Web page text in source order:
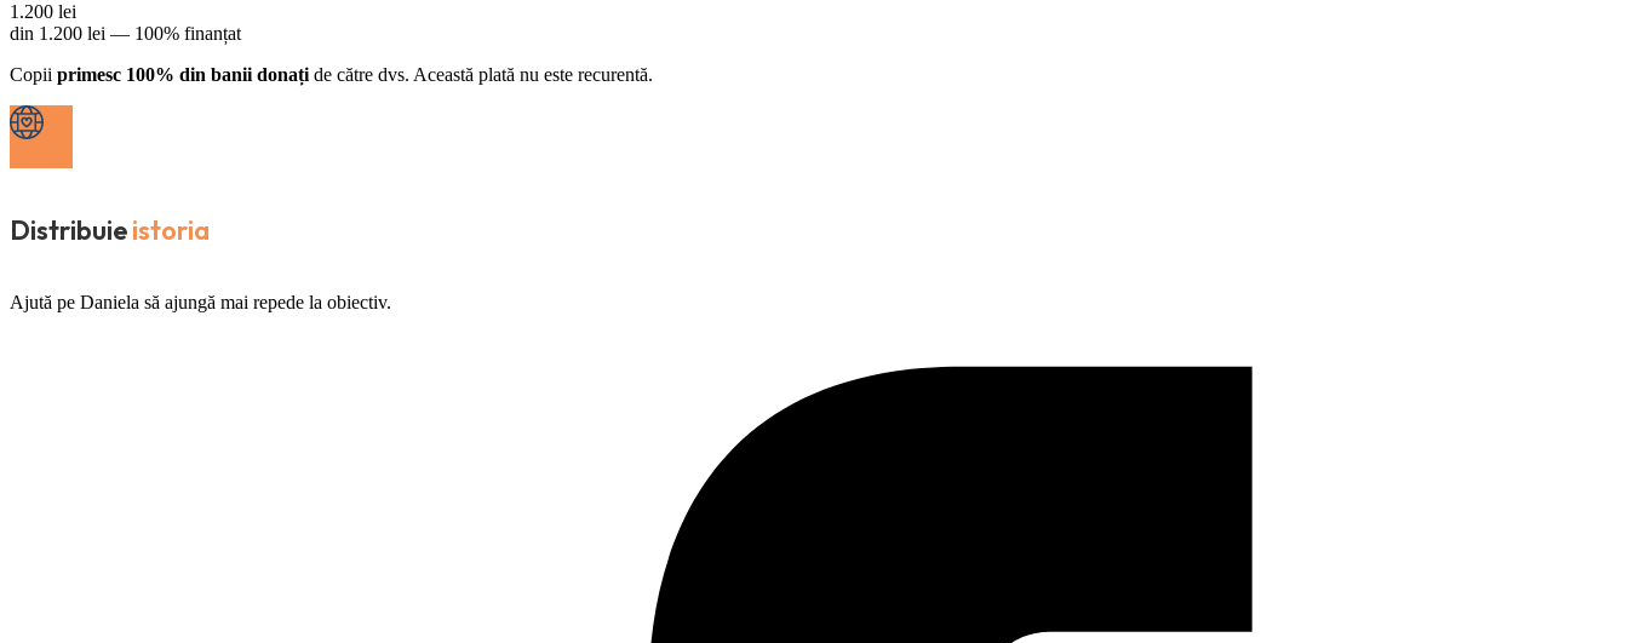
1.200 lei
din 1.200 lei — 100% finanțat
Copii primesc 100% din banii donați de către dvs. Această plată nu este recurentă.
Distribuieistoria
Ajută pe Daniela să ajungă mai repede la obiectiv.